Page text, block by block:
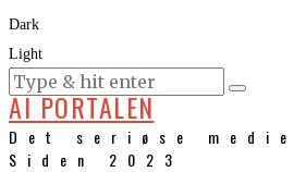
Dark
Light
KURSER
AI PORTALEN
Det seriøse
Siden 2023